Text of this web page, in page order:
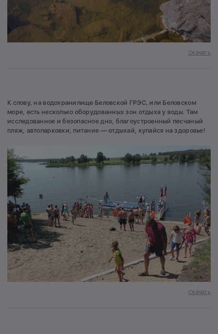
Скачать
К слову, на водохранилище Беловской ГРЭС, или Беловском
море, есть несколько оборудованных зон отдыха у воды. Там
исследованное и безопасное дно, благоустроенный песчаный
пляж, автопарковки, питание — отдыхай, купайся на здоровье!
Скачать